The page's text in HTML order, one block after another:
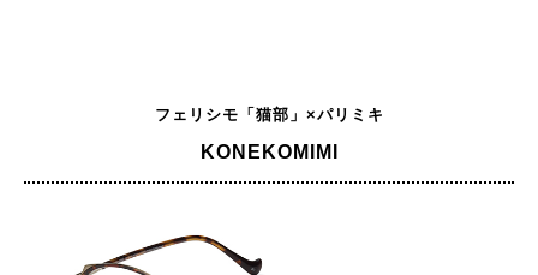
フェリシモ「猫部」×パリミキ
KONEKOMIMI